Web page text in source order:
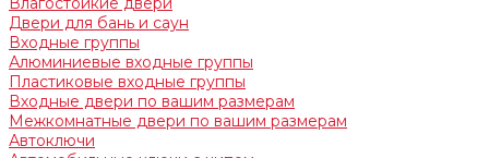
Двери для бань и саун
Входные группы
Алюминиевые входные группы
Пластиковые входные группы
Входные двери по вашим размерам
Межкомнатные двери по вашим размерам
Автоключи